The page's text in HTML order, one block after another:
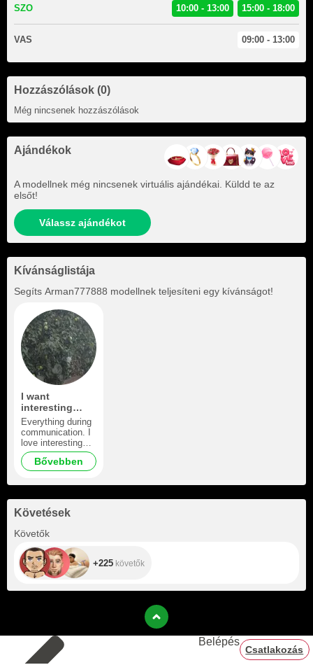
SZO 10:00 - 13:00 15:00 - 18:00
VAS 09:00 - 13:00
Hozzászólások (0)
Még nincsenek hozzászólások
Ajándékok
A modellnek még nincsenek virtuális ajándékai. Küldd te az
elsőt!
Válassz ajándékot
Kívánságlistája
Segíts Arman777888 modellnek teljesíteni egy kívánságot!
I want
interesting
communication
Everything during
communication. I
love interesting
communication)
Bővebben
Követések
Követők
+225 követők
Belépés
Csatlakozás